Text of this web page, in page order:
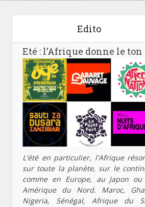
Edito
Eté : l’Afrique donne le ton
L'été en particulier, l'Afrique
sur toute la planète, sur le
comme en Europe, au Japon
Amérique du Nord. Maroc,
Nigeria, Sénégal, Afrique du